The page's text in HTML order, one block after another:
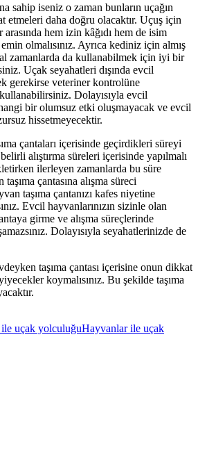
sahip iseniz o zaman bunların uçağın
etmeleri daha doğru olacaktır. Uçuş için
arasında hem izin kâğıdı hem de isim
olmalısınız. Ayrıca kediniz için almış
zamanlarda da kullanabilmek için iyi bir
Uçak seyahatleri dışında evcil
gerekirse veteriner kontrolüne
Dolayısıyla evcil
bir olumsuz etki oluşmayacak ve evcil
hissetmeyecektir.
çantaları içerisinde geçirdikleri süreyi
alıştırma süreleri içerisinde yapılmalı
ilerleyen zamanlarda bu süre
çantasına alışma süreci
taşıma çantanızı kafes niyetine
Evcil hayvanlarınızın sizinle olan
girme ve alışma süreçlerinde
Dolayısıyla seyahatlerinizde de
taşıma çantası içerisine onun dikkat
koymalısınız. Bu şekilde taşıma
uçak yolculuğuHayvanlar ile uçak